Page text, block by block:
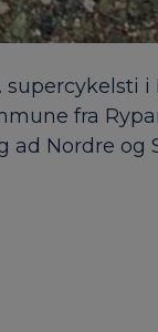
fra
Nordre og